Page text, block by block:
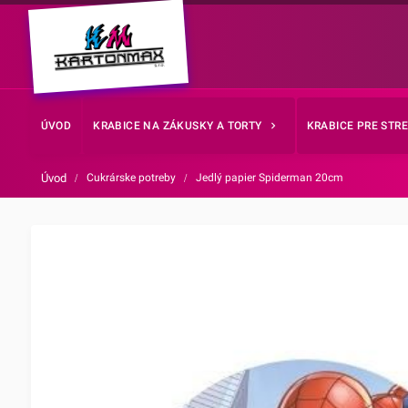
ÚVOD KRABICE NA ZÁKUSKY A TORTY KRABICE PRE
Úvod / Cukrárske potreby / Jedlý papier Spiderman 20cm